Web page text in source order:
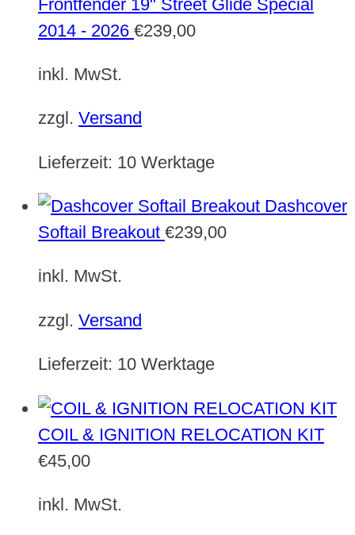
Frontfender 19" Street Glide Special
2014 - 2026 €239,00
inkl. MwSt.
zzgl. Versand
Lieferzeit: 10 Werktage
Dashcover
Softail Breakout €239,00
inkl. MwSt.
zzgl. Versand
Lieferzeit: 10 Werktage
COIL & IGNITION RELOCATION KIT
€45,00
inkl. MwSt.